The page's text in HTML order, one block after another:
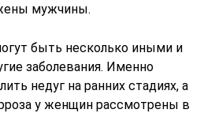
мужчины.
быть несколько иными и
заболевания. Именно
недуг на ранних стадиях, а
у женщин рассмотрены в